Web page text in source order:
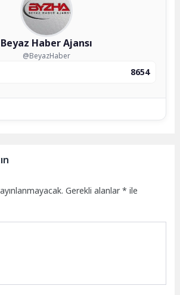
Beyaz Haber Ajansı
@BeyazHaber
8654
Gerekli alanlar* ile